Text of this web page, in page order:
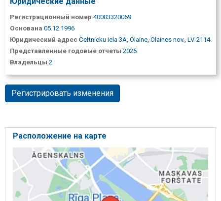
Регистрационный номер 40003320069
Основана 05.12.1996
Юридический адрес Celtnieku iela 3A, Olaine, Olaines nov., LV-2114
Представленные годовые отчеты 2025
Владельцы 2
Регистрировать изменения
Расположение на карте